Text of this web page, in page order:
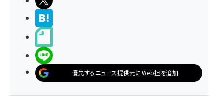
優先するニュース提供元にWeb担を追加